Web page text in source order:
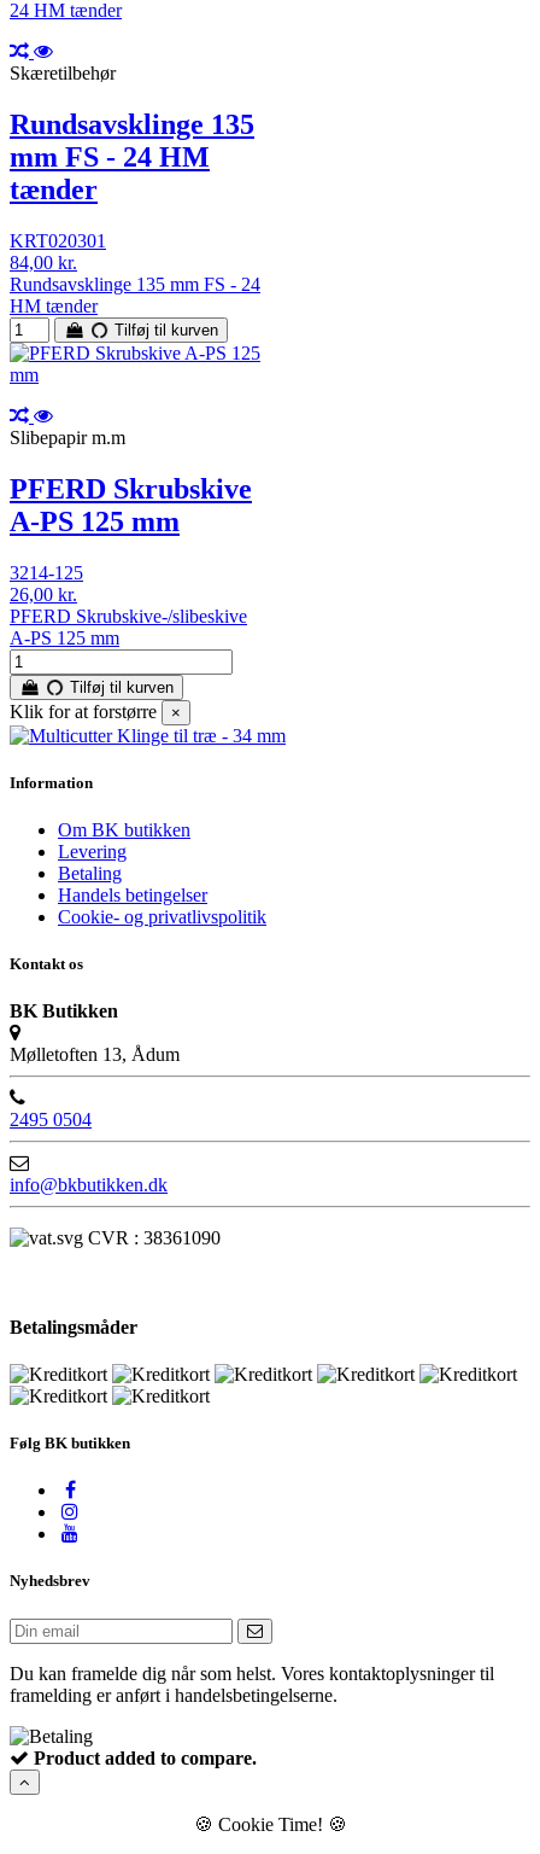
Skæretilbehør
Rundsavsklinge 135
mm FS - 24 HM
tænder
KRT020301
84,00 kr.
Rundsavsklinge 135 mm FS - 24
HM tænder
Tilføj til kurven
Slibepapir m.m
PFERD Skrubskive
A-PS 125 mm
3214-125
26,00 kr.
PFERD Skrubskive-/slibeskive
A-PS 125 mm
Tilføj til kurven
Klik for at forstørre ×
Information
Om BK butikken
Levering
Betaling
Handels betingelser
Cookie- og privatlivspolitik
Kontakt os
BK Butikken
Mølletoften 13, Ådum
2495 0504
info@bkbutikken.dk
CVR : 38361090
Betalingsmåder
Følg BK butikken
Nyhedsbrev
Du kan framelde dig når som helst. Vores kontaktoplysninger til
framelding er anført i handelsbetingelserne.
Product added to compare.
🍪 Cookie Time! 🍪